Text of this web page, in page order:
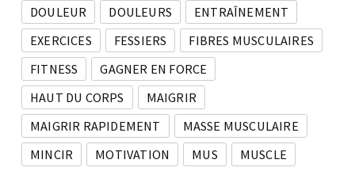
DOULEUR
DOULEURS
ENTRAÎNEMENT
EXERCICES
FESSIERS
FIBRES MUSCULAIRES
FITNESS
GAGNER EN FORCE
HAUT DU CORPS
MAIGRIR
MAIGRIR RAPIDEMENT
MASSE MUSCULAIRE
MINCIR
MOTIVATION MUS
MUSCLE